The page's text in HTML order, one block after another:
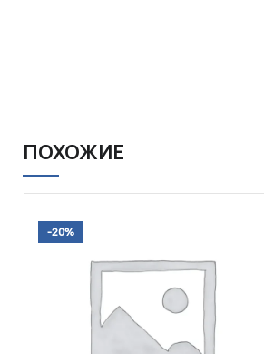
ПОХОЖИЕ
-20%